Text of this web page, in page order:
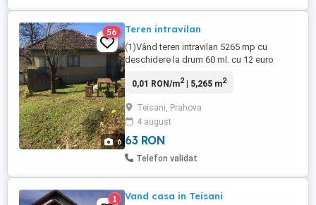
6
56 Teren intravilan
(1)Vând teren intravilan 5265 mp cu
deschidere la drum 60 ml. cu 12 euro
batraneasca cu apa curenta și energie
bonus pentru cine cumpăra tot terenul.
Penru cine vrea doar Casa și 500 mp.
pretul este 20 000 euro (2)Vând ...
0,01 RON/m2| 5,265 m2
Teisani, Prahova
4 august
63 RON
Telefon validat
1 Vand casa in Teisani